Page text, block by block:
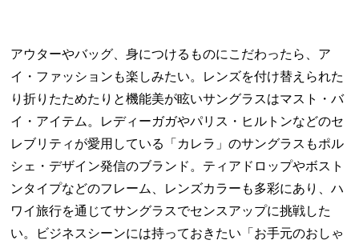
アウターやバッグ、身につけるものにこだわったら、ア
イ・ファッションも楽しみたい。レンズを付け替えられた
り折りたためたりと機能美が眩いサングラスはマスト・バ
イ・アイテム。レディーガガやパリス・ヒルトンなどのセ
レブリティが愛用している「カレラ」のサングラスもポル
シェ・デザイン発信のブランド。ティアドロップやボスト
ンタイプなどのフレーム、レンズカラーも多彩にあり、ハ
ワイ旅行を通じてサングラスでセンスアップに挑戦した
い。ビジネスシーンには持っておきたい「お手元のおしゃ